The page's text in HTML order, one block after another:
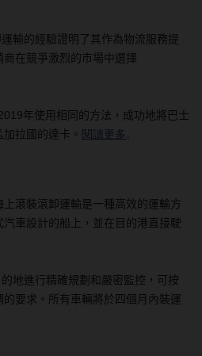
輸的經驗證明了其作為物流服務提
在競爭激烈的市場中選擇
年使用相同的方法，成功地將巴士
拉國的達卡。 閱讀更多
滾裝滾卸運輸是一種高效的運輸方
車設計的船上，並在目的港直接駛
地進行精確規劃和嚴密監控，可按
要求。所有車輛將於四個月內裝運